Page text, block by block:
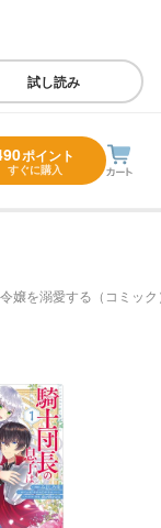
試し読み
ポイント
すぐに購入
嬢を溺愛する（コミック